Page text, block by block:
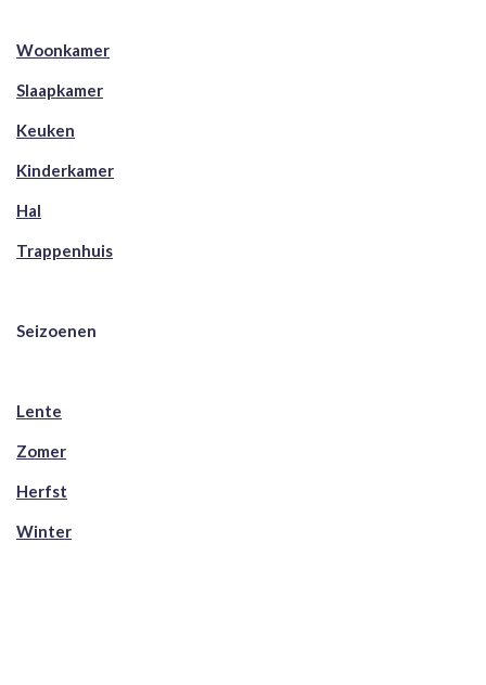
Woonkamer
Slaapkamer
Keuken
Kinderkamer
Hal
Trappenhuis
Seizoenen
Lente
Zomer
Herfst
Winter